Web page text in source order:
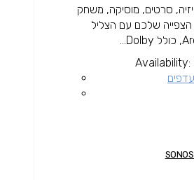
סרטים, מוסיקה, משחק
הצפייה שלכם עם הצליל
Availability: